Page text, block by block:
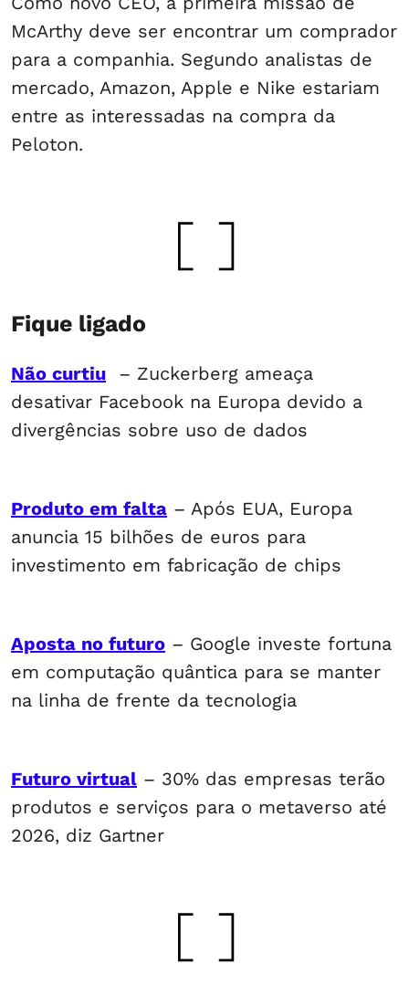
McArthy deve ser encontrar um comprador
para a companhia. Segundo analistas de
mercado, Amazon, Apple e Nike estariam
entre as interessadas na compra da
Peloton.
Fique ligado
Não curtiu – Zuckerberg ameaça
desativar Facebook na Europa devido a
divergências sobre uso de dados
Produto em falta – Após EUA, Europa
anuncia 15 bilhões de euros para
investimento em fabricação de chips
Aposta no futuro – Google investe fortuna
em computação quântica para se manter
na linha de frente da tecnologia
Futuro virtual – 30% das empresas terão
produtos e serviços para o metaverso até
2026, diz Gartner